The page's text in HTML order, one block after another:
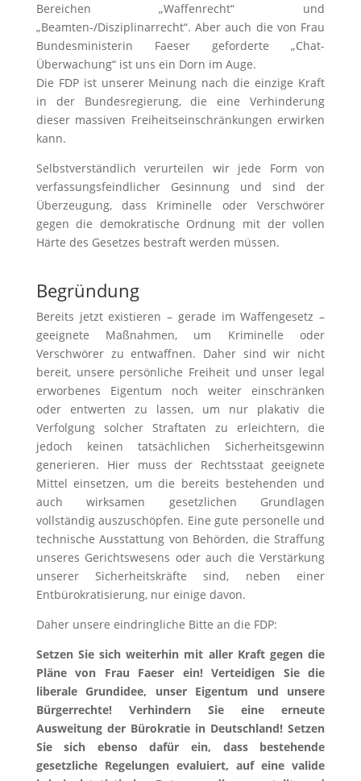
Bereichen „Waffenrecht“ und
„Beamten-/Disziplinarrecht“. Aber auch die von Frau
Bundesministerin Faeser geforderte „Chat-
Überwachung“ ist uns ein Dorn im Auge.
Die FDP ist unserer Meinung nach die einzige Kraft
in der Bundesregierung, die eine Verhinderung
dieser massiven Freiheitseinschränkungen erwirken
kann.
Selbstverständlich verurteilen wir jede Form von
verfassungsfeindlicher Gesinnung und sind der
Überzeugung, dass Kriminelle oder Verschwörer
gegen die demokratische Ordnung mit der vollen
Härte des Gesetzes bestraft werden müssen.
Begründung
Bereits jetzt existieren – gerade im Waffengesetz –
geeignete Maßnahmen, um Kriminelle oder
Verschwörer zu entwaffnen. Daher sind wir nicht
bereit, unsere persönliche Freiheit und unser legal
erworbenes Eigentum noch weiter einschränken
oder entwerten zu lassen, um nur plakativ die
Verfolgung solcher Straftaten zu erleichtern, die
jedoch keinen tatsächlichen Sicherheitsgewinn
generieren. Hier muss der Rechtsstaat geeignete
Mittel einsetzen, um die bereits bestehenden und
auch wirksamen gesetzlichen Grundlagen
vollständig auszuschöpfen. Eine gute personelle und
technische Ausstattung von Behörden, die Straffung
unseres Gerichtswesens oder auch die Verstärkung
unserer Sicherheitskräfte sind, neben einer
Entbürokratisierung, nur einige davon.
Daher unsere eindringliche Bitte an die FDP:
Setzen Sie sich weiterhin mit aller Kraft gegen die
Pläne von Frau Faeser ein! Verteidigen Sie die
liberale Grundidee, unser Eigentum und unsere
Bürgerrechte! Verhindern Sie eine erneute
Ausweitung der Bürokratie in Deutschland! Setzen
Sie sich ebenso dafür ein, dass bestehende
gesetzliche Regelungen evaluiert, auf eine valide